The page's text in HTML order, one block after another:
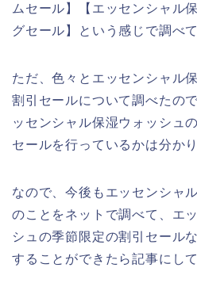
ムセール】【エッセンシャル
グセール】という感じで調べ
ただ、色々とエッセンシャル
割引セールについて調べたの
ッセンシャル保湿ウォッシュ
セールを行っているかは分か
なので、今後もエッセンシャ
のことをネットで調べて、エ
シュの季節限定の割引セール
することができたら記事にし